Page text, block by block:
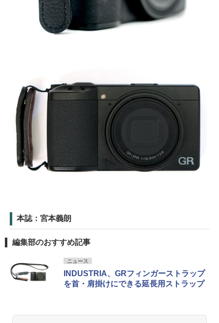
本誌：宮本義朗
編集部のおすすめ記事
ニュース
INDUSTRIA、GRフィンガーストラップ
を首・肩掛けにできる延長用ストラップ